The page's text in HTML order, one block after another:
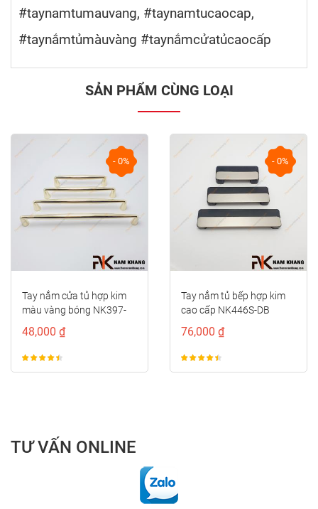
#taynamtumauvang, #taynamtucaocap,
#taynắmtủmàuvàng #taynắmcửatủcaocấp
SẢN PHẨM CÙNG LOẠI
- 0%
Tay nắm cửa tủ hợp kim
màu vàng bóng NK397-
96VB
48,000 ₫
- 0%
Tay nắm tủ bếp hợp kim
cao cấp NK446S-DB
76,000 ₫
TƯ VẤN ONLINE